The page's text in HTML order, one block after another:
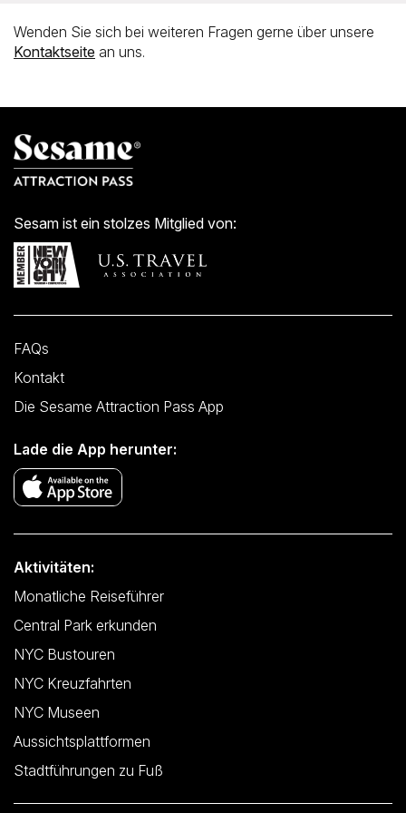
Sonnenuntergangsstunden im One World Observatory
ohne Aufpreis buchen.
Wenden Sie sich bei weiteren Fragen gerne über unsere
Kontaktseite an uns.
Sesam ist ein stolzes Mitglied von:
FAQs
Kontakt
Die Sesame Attraction Pass App
Lade die App herunter:
Aktivitäten:
Monatliche Reiseführer
Central Park erkunden
NYC Bustouren
NYC Kreuzfahrten
NYC Museen
Aussichtsplattformen
Stadtführungen zu Fuß